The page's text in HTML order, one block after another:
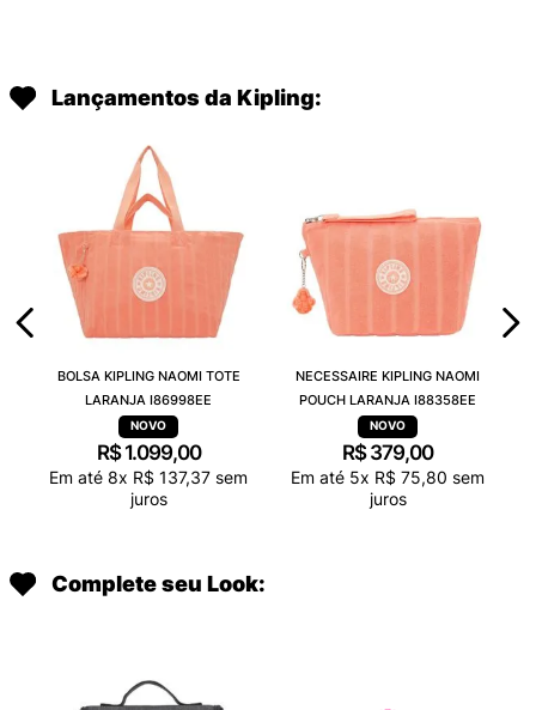
Lançamentos da Kipling:
BOLSA KIPLING NAOMI TOTE
LARANJA I86998EE
R$ 1.099,00
Em até 8x R$ 137,37 sem
juros
NECESSAIRE KIPLING NAOMI
POUCH LARANJA I88358EE
R$ 379,00
Em até 5x R$ 75,80 sem
juros
Complete seu Look: